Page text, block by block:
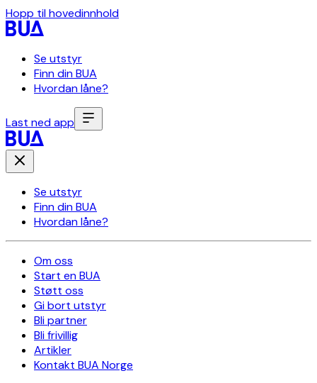
Hopp til hovedinnhold
Se utstyr
Finn din BUA
Hvordan låne?
Last ned app
Se utstyr
Finn din BUA
Hvordan låne?
Om oss
Start en BUA
Støtt oss
Gi bort utstyr
Bli partner
Bli frivillig
Artikler
Kontakt BUA Norge